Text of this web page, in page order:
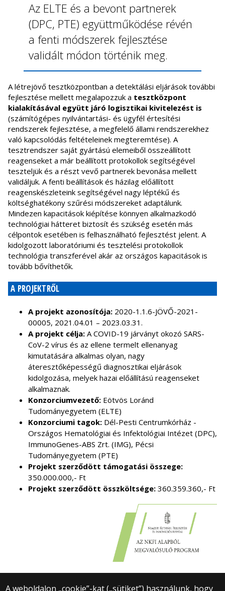
Az ELTE és a bevont partnerek
(DPC, PTE) együttműködése révén
a fenti módszerek fejlesztése
validált módon történik meg.
A létrejövő tesztközpontban a detektálási eljárások további
fejlesztése mellett megalapozzuk a tesztközpont
kialakításával együtt járó logisztikai kivitelezést is
(számítógépes nyilvántartási- és ügyfél értesítési
rendszerek fejlesztése, a megfelelő állami rendszerekhez
való kapcsolódás feltételeinek megteremtése). A
tesztrendszer saját gyártású elemeiből összeállított
reagenseket a már beállított protokollok segítségével
teszteljük és a részt vevő partnerek bevonása mellett
validáljuk. A fenti beállítások és házilag előállított
reagenskészleteink segítségével nagy léptékű és
költséghatékony szűrési módszereket adaptálunk.
Mindezen kapacitások kiépítése könnyen alkalmazkodó
technológiai hátteret biztosít és szükség esetén más
célpontok esetében is felhasználható fejlesztést jelent. A
kidolgozott laboratóriumi és tesztelési protokollok
technológia transzferével akár az országos kapacitások is
tovább bővíthetők.
A PROJEKTRŐL
A projekt azonosítója: 2020-1.1.6-JÖVŐ-2021-
00005, 2021.04.01 – 2023.03.31.
A projekt célja: A COVID-19 járványt okozó SARS-
CoV-2 vírus és az ellene termelt ellenanyag
kimutatására alkalmas olyan, nagy
áteresztőképességű diagnosztikai eljárások
kidolgozása, melyek hazai előállítású reagenseket
alkalmaznak.
Konzorciumvezető: Eötvös Loránd
Tudományegyetem (ELTE)
Konzorciumi tagok: Dél-Pesti Centrumkórház -
Országos Hematológiai és Infektológiai Intézet (DPC),
ImmunoGenes-ABS Zrt. (IMG), Pécsi
Tudományegyetem (PTE)
Projekt szerződött támogatási összege:
350.000.000,- Ft
Projekt szerződött összköltsége: 360.359.360,- Ft
A weboldalon „cookie”-kat („sütiket”) használunk, hogy